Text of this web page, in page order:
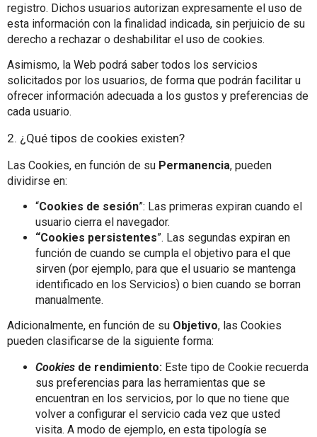
registro. Dichos usuarios autorizan expresamente el uso de
esta información con la finalidad indicada, sin perjuicio de su
derecho a rechazar o deshabilitar el uso de cookies.
Asimismo, la Web podrá saber todos los servicios
solicitados por los usuarios, de forma que podrán facilitar u
ofrecer información adecuada a los gustos y preferencias de
cada usuario.
2. ¿Qué tipos de cookies existen?
Las Cookies, en función de su Permanencia, pueden
dividirse en:
“Cookies de sesión”: Las primeras expiran cuando el
usuario cierra el navegador.
“Cookies persistentes”. Las segundas expiran en
función de cuando se cumpla el objetivo para el que
sirven (por ejemplo, para que el usuario se mantenga
identificado en los Servicios) o bien cuando se borran
manualmente.
Adicionalmente, en función de su Objetivo, las Cookies
pueden clasificarse de la siguiente forma:
Cookies de rendimiento: Este tipo de Cookie recuerda
sus preferencias para las herramientas que se
encuentran en los servicios, por lo que no tiene que
volver a configurar el servicio cada vez que usted
visita. A modo de ejemplo, en esta tipología se